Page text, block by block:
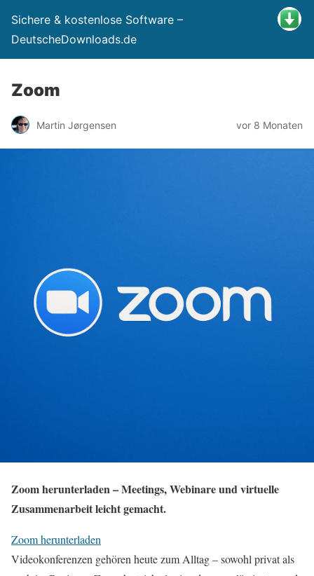
Sichere & kostenlose Software –
DeutscheDownloads.de
Zoom
Martin Jørgensen vor 8 Monaten
Zoom herunterladen – Meetings, Webinare und virtuelle
Zusammenarbeit leicht gemacht.
Zoom herunterladen
Videokonferenzen gehören heute zum Alltag – sowohl privat als